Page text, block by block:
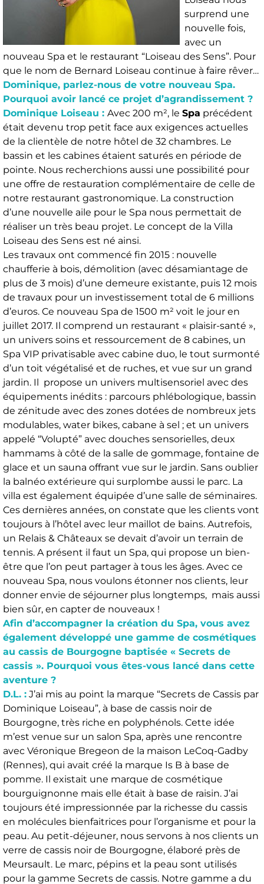
surprend une
nouvelle fois,
avec un
nouveau Spa et le restaurant “Loiseau des Sens”. Pour
que le nom de Bernard Loiseau continue à faire rêver…
Dominique, parlez-nous de votre nouveau Spa.
Pourquoi avoir lancé ce projet d’agrandissement ?
Dominique Loiseau : Avec 200 m², le Spa précédent
était devenu trop petit face aux exigences actuelles
de la clientèle de notre hôtel de 32 chambres. Le
bassin et les cabines étaient saturés en période de
pointe. Nous recherchions aussi une possibilité pour
une offre de restauration complémentaire de celle de
notre restaurant gastronomique. La construction
d’une nouvelle aile pour le Spa nous permettait de
réaliser un très beau projet. Le concept de la Villa
Loiseau des Sens est né ainsi.
Les travaux ont commencé fin 2015 : nouvelle
chaufferie à bois, démolition (avec désamiantage de
plus de 3 mois) d’une demeure existante, puis 12 mois
de travaux pour un investissement total de 6 millions
d’euros. Ce nouveau Spa de 1500 m² voit le jour en
juillet 2017. Il comprend un restaurant « plaisir-santé »,
un univers soins et ressourcement de 8 cabines, un
Spa VIP privatisable avec cabine duo, le tout surmonté
d’un toit végétalisé et de ruches, et vue sur un grand
jardin. Il propose un univers multisensoriel avec des
équipements inédits : parcours phlébologique, bassin
de zénitude avec des zones dotées de nombreux jets
modulables, water bikes, cabane à sel ; et un univers
appelé “Volupté” avec douches sensorielles, deux
hammams à côté de la salle de gommage, fontaine de
glace et un sauna offrant vue sur le jardin. Sans oublier
la balnéo extérieure qui surplombe aussi le parc. La
villa est également équipée d’une salle de séminaires.
Ces dernières années, on constate que les clients vont
toujours à l’hôtel avec leur maillot de bains. Autrefois,
un Relais & Châteaux se devait d’avoir un terrain de
tennis. A présent il faut un Spa, qui propose un bien-
être que l’on peut partager à tous les âges. Avec ce
nouveau Spa, nous voulons étonner nos clients, leur
donner envie de séjourner plus longtemps, mais aussi
bien sûr, en capter de nouveaux !
Afin d’accompagner la création du Spa, vous avez
également développé une gamme de cosmétiques
au cassis de Bourgogne baptisée « Secrets de
cassis ». Pourquoi vous êtes-vous lancé dans cette
aventure ?
D.L. : J’ai mis au point la marque “Secrets de Cassis par
Dominique Loiseau”, à base de cassis noir de
Bourgogne, très riche en polyphénols. Cette idée
m’est venue sur un salon Spa, après une rencontre
avec Véronique Bregeon de la maison LeCoq-Gadby
(Rennes), qui avait créé la marque Is B à base de
pomme. Il existait une marque de cosmétique
bourguignonne mais elle était à base de raisin. J’ai
toujours été impressionnée par la richesse du cassis
en molécules bienfaitrices pour l’organisme et pour la
peau. Au petit-déjeuner, nous servons à nos clients un
verre de cassis noir de Bourgogne, élaboré près de
Meursault. Le marc, pépins et la peau sont utilisés
pour la gamme Secrets de cassis. Notre gamme a du